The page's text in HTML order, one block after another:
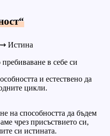
Истина
в себе си
и естествено да
цикли.
на способността да бъдем
чрез присъствието си,
си истината.